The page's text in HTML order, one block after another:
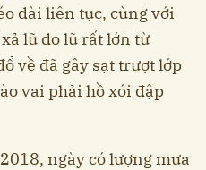
dài liên tục, cùng với
lũ do lũ rất lớn từ
về đã gây sạt trượt lớp
vai phải hồ xói đập
ngày có lượng mưa